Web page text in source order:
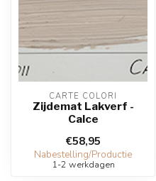
CARTE COLORI
Zijdemat Lakverf -
Calce
€58,95
Nabestelling/Productie
1-2 werkdagen